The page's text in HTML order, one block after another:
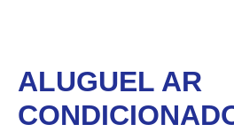
ALUGUEL AR